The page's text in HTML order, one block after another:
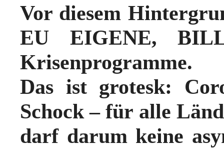
Vor diesem
EU EIGENE,
Krisenprogramme.
Das ist grotesk:
Schock – für alle
darf darum keine